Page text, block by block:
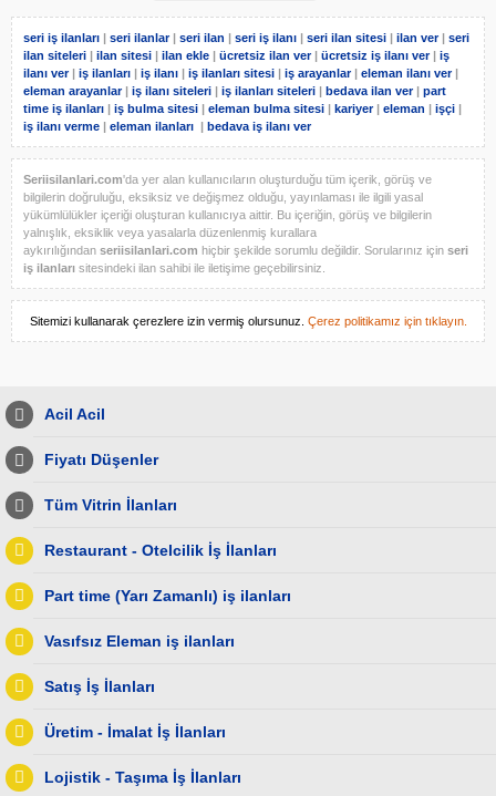
seri iş ilanları | seri ilanlar| seri ilan | seri iş ilanı | seri ilan sitesi | ilan ver| seri
ilan siteleri | ilan sitesi | ilan ekle | ücretsiz ilan ver| ücretsiz iş ilanı ver| iş
ilanı ver| iş ilanları | iş ilanı | iş ilanları sitesi | iş arayanlar| eleman ilanı ver|
eleman arayanlar| iş ilanı siteleri | iş ilanları siteleri | bedava ilan ver| part
time iş ilanları | iş bulma sitesi | eleman bulma sitesi | kariyer| eleman | işçi |
iş ilanı verme | eleman ilanları | bedava iş ilanı ver
Seriisilanlari.com'da yer alan kullanıcıların oluşturduğu tüm içerik, görüş ve
bilgilerin doğruluğu, eksiksiz ve değişmez olduğu, yayınlaması ile ilgili yasal
yükümlülükler içeriği oluşturan kullanıcıya aittir. Bu içeriğin, görüş ve bilgilerin
yalnışlık, eksiklik veya yasalarla düzenlenmiş kurallara
aykırılığından seriisilanlari.com hiçbir şekilde sorumlu değildir. Sorularınız için seri
iş ilanları sitesindeki ilan sahibi ile iletişime geçebilirsiniz.
Sitemizi kullanarak çerezlere izin vermiş olursunuz. Çerez politikamız için tıklayın.
Acil Acil
Fiyatı Düşenler
Tüm Vitrin İlanları
Restaurant - Otelcilik İş İlanları
Part time (Yarı Zamanlı) iş ilanları
Vasıfsız Eleman iş ilanları
Satış İş İlanları
Üretim - İmalat İş İlanları
Lojistik - Taşıma İş İlanları